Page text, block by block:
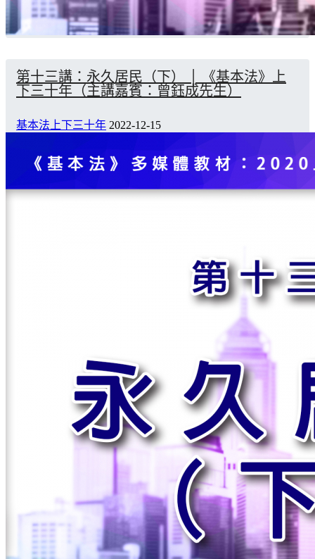
第十三講：永久居民（下） │ 《基本法》上
下三十年（主講嘉賓：曾鈺成先生）
基本法上下三十年 2022-12-15